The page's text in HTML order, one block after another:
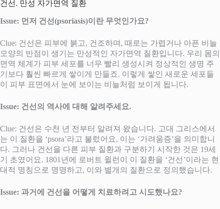
건선. 만성 자가면역 질환
Issue: 먼저 건선(psoriasis)이란 무엇인가요?
Clue: 건선은 피부에 붉고, 건조하며, 때로는 가렵거나 아픈 비늘
모양의 반점이 생기는 만성적인 자가면역 질환입니다. 우리 몸의
면역 체계가 피부 세포를 너무 빨리 생성시켜 정상적인 생명 주
기보다 훨씬 빠르게 쌓이게 만들죠. 이렇게 쌓인 새로운 세포들
이 피부 표면에서 눈에 보이는 비늘처럼 보이게 됩니다.
Issue: 건선의 역사에 대해 알려주세요.
Clue: 건선은 수천 년 전부터 알려져 왔습니다. 고대 그리스에서
는 이 질환을 ‘psora’라고 불렀어요, 이는 ‘가려움증’을 의미합니
다. 그러나 건선을 다른 피부 질환과 구분하기 시작한 것은 19세
기 초였어요. 1801년에 로버트 윌런이 이 질환을 ‘건선’이라는 현
대적 명칭으로 명명하고, 이와 별개의 질환으로 정의했습니다.
Issue: 과거에 건선을 어떻게 치료하려고 시도했나요?